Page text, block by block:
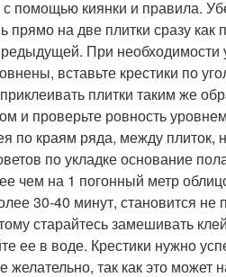
с помощью киянки и правила.
прямо на две плитки сразу
При необходимости
вставьте крестики по
плитки таким же
и проверьте ровность
по краям ряда, между плиток,
по укладке основание
чем на 1 погонный метр
30-40 минут, становится
старайтесь замешивать
ее в воде. Крестики нужно
так как это может